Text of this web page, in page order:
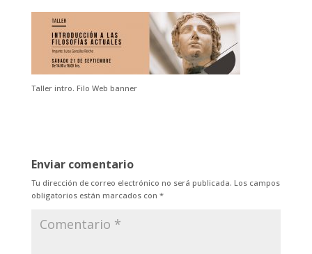
Taller intro. Filo Web banner
Enviar comentario
Tu dirección de correo electrónico no será publicada. Los campos
obligatorios están marcados con *